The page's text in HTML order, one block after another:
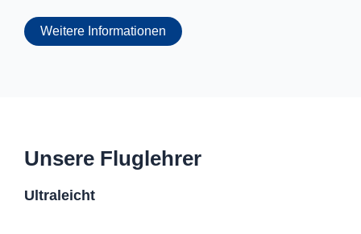
Weitere Informationen
Unsere Fluglehrer
Ultraleicht